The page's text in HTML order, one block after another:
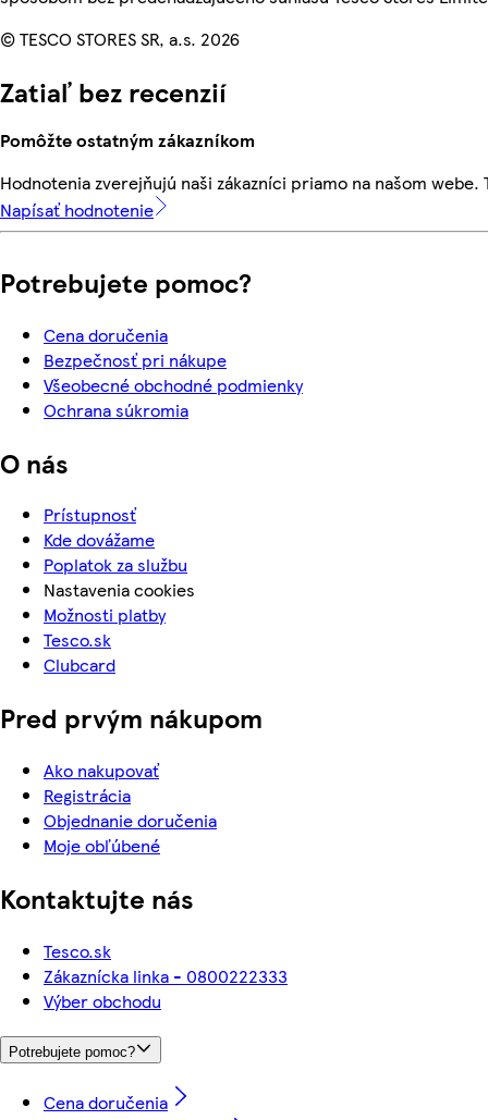
© TESCO STORES SR, a.s. 2026
Zatiaľ bez recenzií
Pomôžte ostatným zákazníkom
Hodnotenia zverejňujú naši zákazníci priamo na našom
Napísať hodnotenie
Potrebujete pomoc?
Cena doručenia
Bezpečnosť pri nákupe
Všeobecné obchodné podmienky
Ochrana súkromia
O nás
Prístupnosť
Kde dovážame
Poplatok za službu
Nastavenia cookies
Možnosti platby
Tesco.sk
Clubcard
Pred prvým nákupom
Ako nakupovať
Registrácia
Objednanie doručenia
Moje obľúbené
Kontaktujte nás
Tesco.sk
Zákaznícka linka - 0800222333
Výber obchodu
Potrebujete pomoc?
Cena doručenia